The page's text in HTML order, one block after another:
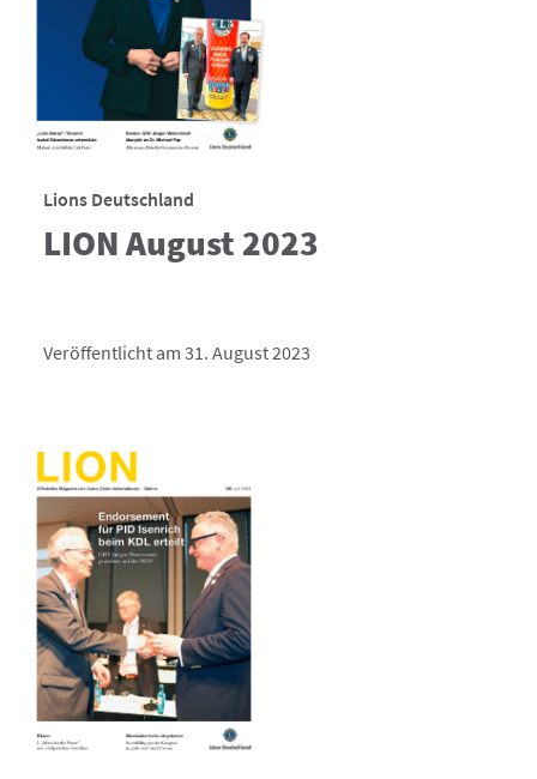
Lions Deutschland
LION August 2023
Veröffentlicht am 31. August 2023